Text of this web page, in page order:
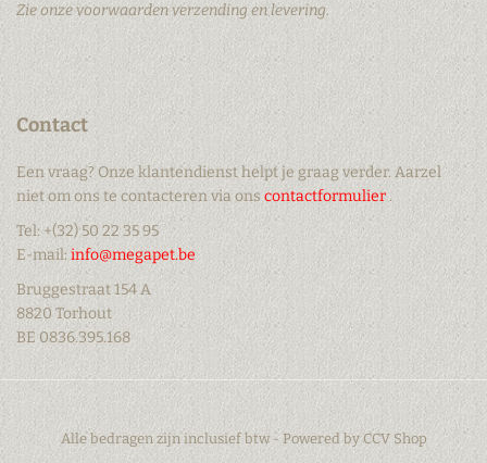
Zie onze voorwaarden verzending en levering.
Contact
Een vraag? Onze klantendienst helpt je graag verder. Aarzel
niet om ons te contacteren via ons contactformulier .
Tel: +(32) 50 22 35 95
E-mail: info@megapet.be
Bruggestraat 154 A
8820 Torhout
BE 0836.395.168
Alle bedragen zijn inclusief btw - Powered byCCV Shop